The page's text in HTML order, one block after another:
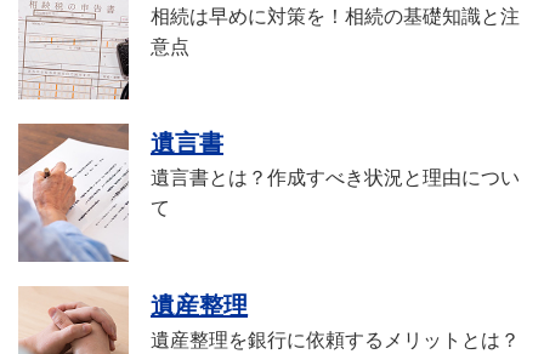
相続は早めに対策を！相続の基礎知識と注
意点
遺言書
遺言書とは？作成すべき状況と理由につい
て
遺産整理
遺産整理を銀行に依頼するメリットとは？